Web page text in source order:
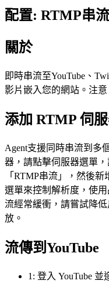
配置: RTMP串流
關於
即時串流至YouTube、
影片嵌入您的網站。注
添加 RTMP 伺
Agent支援同時串流到多
器，請點擊伺服器選單
「RTMP串流」，然後
選單來控制解析度，使
流經常緩衝，請嘗試降
放。
流傳到YouTube
1: 登入 YouTube 並